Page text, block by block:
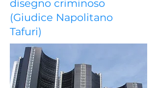
disegno criminoso
(Giudice Napolitano
Tafuri)